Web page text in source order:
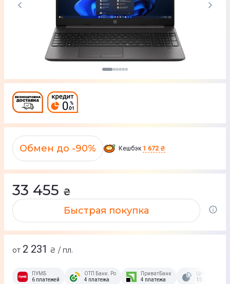
Обмен до -90% Кешбэк 1 672 ₴
33 455 ₴
Быстрая покупка
от 2 231 ₴ / пл.
ПУМБ
6 платежей
ОТП Банк. Розстрочка Скибочка.
4 платежа
ПриватБанк
4 платежа
Це
15 платежей